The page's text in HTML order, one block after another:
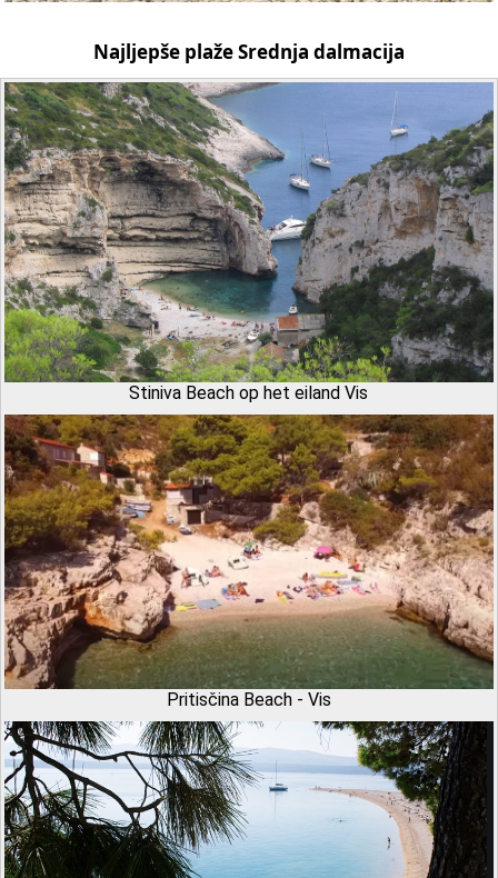
Najljepše plaže Srednja dalmacija
Stiniva Beach op het eiland Vis
Pritisčina Beach - Vis